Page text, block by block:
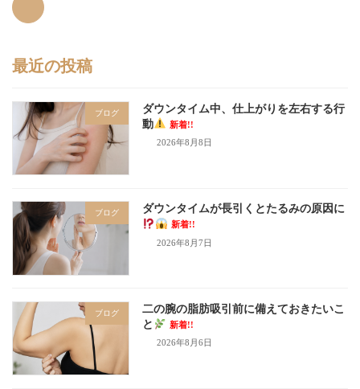
最近の投稿
ブログ
ダウンタイム中、仕上がりを左右する行
動
新着!!
2026年8月8日
ブログ ダウンタイムが長引くとたるみの原因に
新着!!
2026年8月7日
ブログ
二の腕の脂肪吸引前に備えておきたいこ
と
新着!!
2026年8月6日